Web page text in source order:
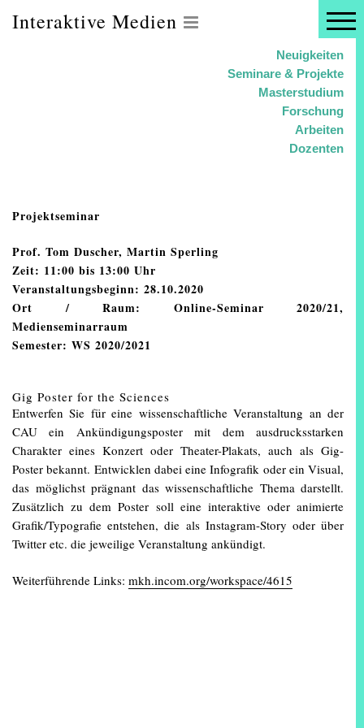
Interaktive Medien
Neuigkeiten
Seminare & Projekte
Masterstudium
Forschung
Arbeiten
Dozenten
Projektseminar
Prof. Tom Duscher, Martin Sperling
Zeit: 11:00 bis 13:00 Uhr
Veranstaltungsbeginn: 28.10.2020
Ort / Raum:
Online-Seminar 2020/21,
Medienseminarraum
Semester: WS 2020/2021
Gig Poster for the Sciences
Entwerfen Sie für eine wissenschaftliche Veranstaltung an der
CAU ein Ankündigungsposter mit dem ausdrucksstarken
Charakter eines Konzert oder Theater-Plakats, auch als Gig-
Poster bekannt. Entwicklen dabei eine Infografik oder ein Visual,
das möglichst prägnant das wissenschaftliche Thema darstellt.
Zusätzlich zu dem Poster soll eine interaktive oder animierte
Grafik/Typografie entstehen, die als Instagram-Story oder über
Twitter etc. die jeweilige Veranstaltung ankündigt.
Weiterführende Links: mkh.incom.org/workspace/4615